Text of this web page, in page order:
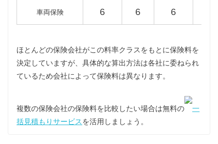
ミー／タンクはすべて同じ課税クラス（1000〜
1500kg）に該当します。
いるため重量税が軽減され、7,500円となります。
車検費用
車検代行料金、一般消耗品の交換費用などを含め車
自賠責
初代ルーミー／タンクは自家用乗用車に該当します
車両保険 6 6 6
ほとんどの保険会社がこの料率クラスをもとに保険料を
決定していますが、具体的な算出方法は各社に委ねられ
ているため会社によって保険料は異なります。
複数の保険会社の保険料を比較したい場合は無料の
一
括見積もりサービス を活用しましょう。